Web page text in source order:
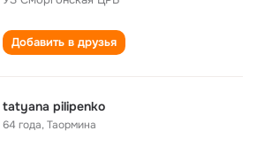
Добавить в друзья
tatyana pilipenko
64 года,Таормина